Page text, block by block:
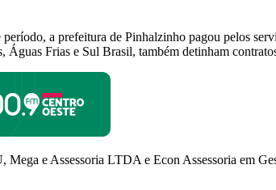
a prefeitura de Pinhalzinho pagou pelos
Frias e Sul Brasil, também detinham
e Assessoria LTDA e Econ Assessoria em